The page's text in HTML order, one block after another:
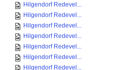
Hilgendorf Redevel...
Hilgendorf Redevel...
Hilgendorf Redevel...
Hilgendorf Redevel...
Hilgendorf Redevel...
Hilgendorf Redevel...
Hilgendorf Redevel...